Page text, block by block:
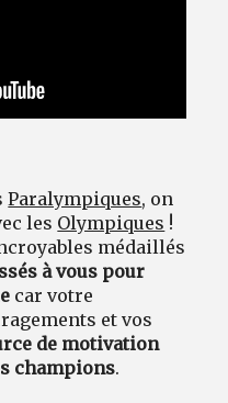
Paralympiques, on
les Olympiques !
médaillés
à vous pour
car votre
et vos
de motivation
champions.